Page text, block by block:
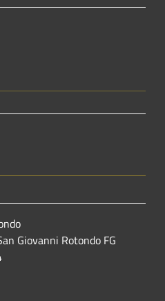
Giovanni Rotondo FG